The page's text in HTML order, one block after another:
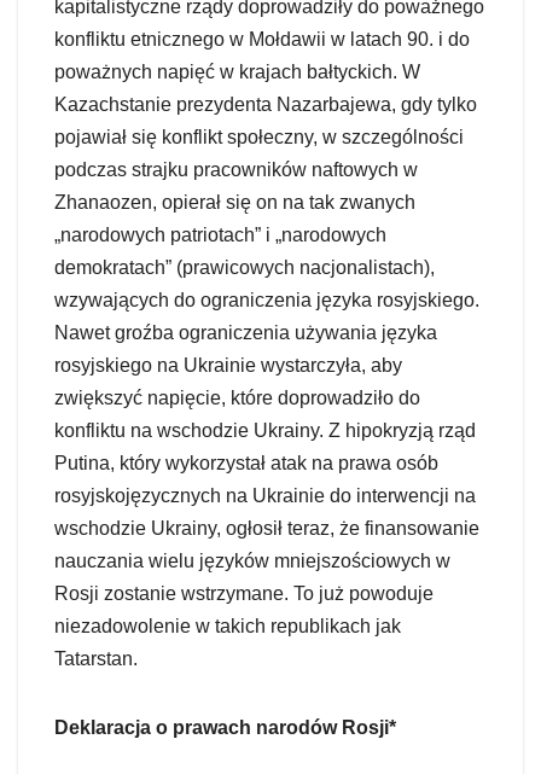
kapitalistyczne rządy doprowadziły do poważnego
konfliktu etnicznego w Mołdawii w latach 90. i do
poważnych napięć w krajach bałtyckich. W
Kazachstanie prezydenta Nazarbajewa, gdy tylko
pojawiał się konflikt społeczny, w szczególności
podczas strajku pracowników naftowych w
Zhanaozen, opierał się on na tak zwanych
„narodowych patriotach” i „narodowych
demokratach” (prawicowych nacjonalistach),
wzywających do ograniczenia języka rosyjskiego.
Nawet groźba ograniczenia używania języka
rosyjskiego na Ukrainie wystarczyła, aby
zwiększyć napięcie, które doprowadziło do
konfliktu na wschodzie Ukrainy. Z hipokryzją rząd
Putina, który wykorzystał atak na prawa osób
rosyjskojęzycznych na Ukrainie do interwencji na
wschodzie Ukrainy, ogłosił teraz, że finansowanie
nauczania wielu języków mniejszościowych w
Rosji zostanie wstrzymane. To już powoduje
niezadowolenie w takich republikach jak
Tatarstan.
Deklaracja o prawach narodów Rosji*